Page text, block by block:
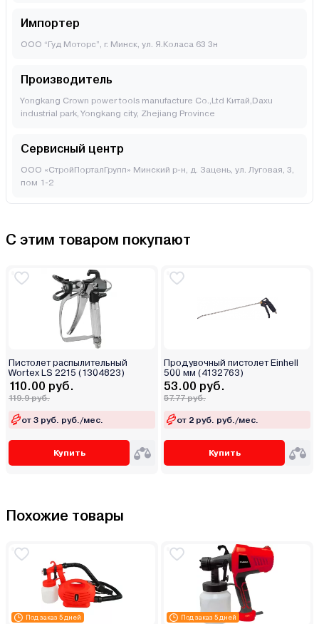
Импортер
ООО “Гуд Моторс”, г. Минск, ул. Я.Коласа 63 3н
Производитель
Yongkang Crown power tools manufacture Co.,Ltd Китай,Daxu
industrial park, Yongkang city, Zhejiang Province
Сервисный центр
ООО «СтройПорталГрупп» Минский р-н, д. Зацень, ул. Луговая, 3,
пом 1-2
С этим товаром покупают
Пистолет распылительный
Wortex LS 2215 (1304823)
110.00 руб.
119.9 руб.
от 3 руб. руб./мес.
Купить
Продувочный пистолет Einhell
500 мм (4132763)
53.00 руб.
57.77 руб.
от 2 руб. руб./мес.
Купить
Похожие товары
Под заказ 5 дней Под заказ 5 дней